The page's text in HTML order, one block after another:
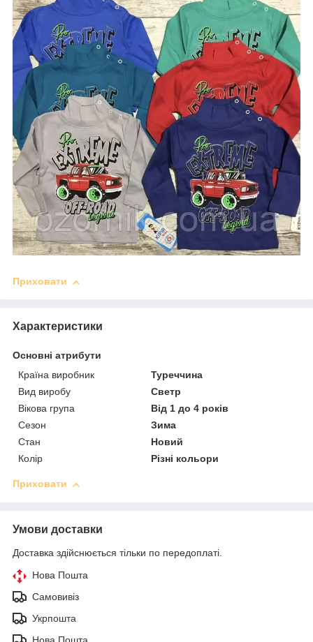
Приховати
Характеристики
Основні атрибути
Країна виробник
Туреччина
Вид виробу
Светр
Вікова група
Від 1 до 4 років
Сезон
Зима
Стан
Новий
Колір
Різні кольори
Приховати
Умови доставки
Доставка здійснюється тільки по передоплаті.
Нова Пошта
Самовивіз
Укрпошта